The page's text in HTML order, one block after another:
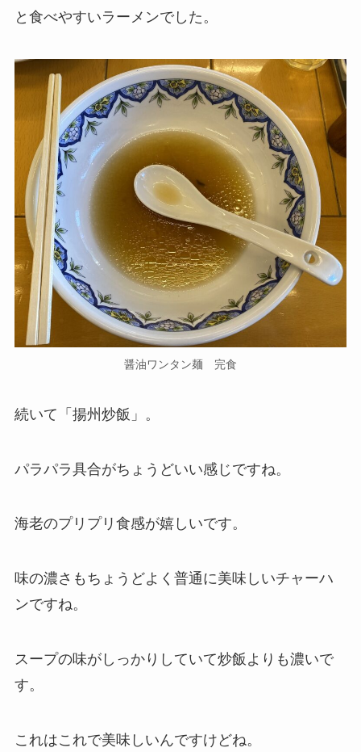
と食べやすいラーメンでした。
醤油ワンタン麺 完食
続いて「揚州炒飯」。
パラパラ具合がちょうどいい感じですね。
海老のプリプリ食感が嬉しいです。
味の濃さもちょうどよく普通に美味しいチャーハ
ンですね。
スープの味がしっかりしていて炒飯よりも濃いで
す。
これはこれで美味しいんですけどね。